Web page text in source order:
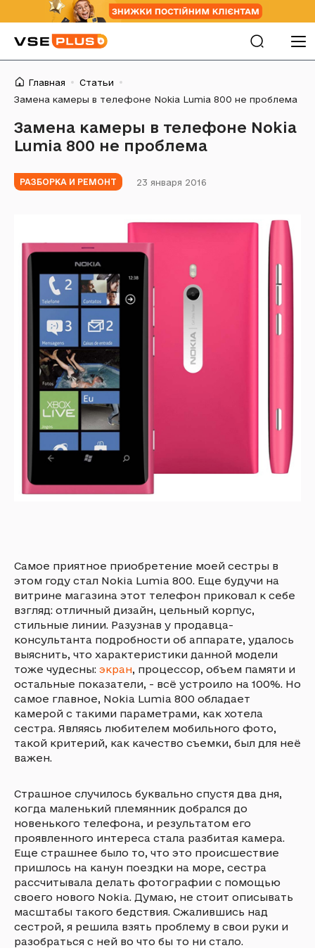
Главная
Статьи
Замена камеры в телефоне Nokia Lumia 800 не проблема
Замена камеры в телефоне Nokia
Lumia 800 не проблема
РАЗБОРКА И РЕМОНТ 23 января 2016
Самое приятное приобретение моей сестры в
этом году стал Nokia Lumia 800. Еще будучи на
витрине магазина этот телефон приковал к себе
взгляд: отличный дизайн, цельный корпус,
стильные линии. Разузнав у продавца-
консультанта подробности об аппарате, удалось
выяснить, что характеристики данной модели
тоже чудесны: экран, процессор, объем памяти и
остальные показатели, - всё устроило на 100%. Но
самое главное, Nokia Lumia 800 обладает
камерой с такими параметрами, как хотела
сестра. Являясь любителем мобильного фото,
такой критерий, как качество съемки, был для неё
важен.
Страшное случилось буквально спустя два дня,
когда маленький племянник добрался до
новенького телефона, и результатом его
проявленного интереса стала разбитая камера.
Еще страшнее было то, что это происшествие
пришлось на канун поездки на море, сестра
рассчитывала делать фотографии с помощью
своего нового Nokia. Думаю, не стоит описывать
масштабы такого бедствия. Сжалившись над
сестрой, я решила взять проблему в свои руки и
разобраться с ней во что бы то ни стало.